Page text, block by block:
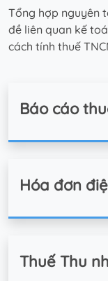
Tổng hợp nguyên
đề liên quan kế
cách tính thuế
Báo cáo
Hóa đơn
Thuế Thu